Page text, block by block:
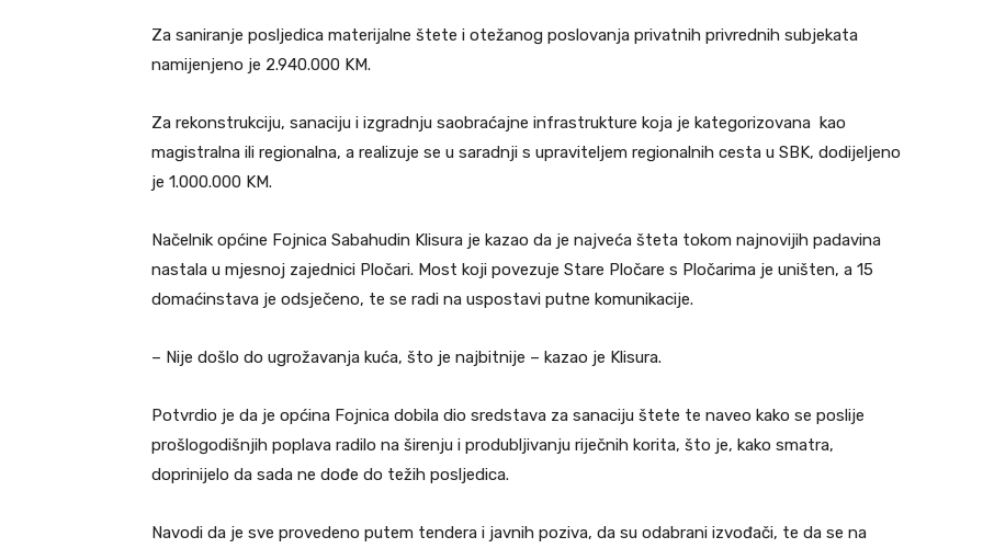
Za saniranje posljedica materijalne štete i otežanog poslovanja privatnih privrednih subjekata
namijenjeno je 2.940.000 KM.
Za rekonstrukciju, sanaciju i izgradnju saobraćajne infrastrukture koja je kategorizovana kao
magistralna ili regionalna, a realizuje se u saradnji s upraviteljem regionalnih cesta u SBK, dodijeljeno
je 1.000.000 KM.
Načelnik općine Fojnica Sabahudin Klisura je kazao da je najveća šteta tokom najnovijih padavina
nastala u mjesnoj zajednici Pločari. Most koji povezuje Stare Pločare s Pločarima je uništen, a 15
domaćinstava je odsječeno, te se radi na uspostavi putne komunikacije.
– Nije došlo do ugrožavanja kuća, što je najbitnije – kazao je Klisura.
Potvrdio je da je općina Fojnica dobila dio sredstava za sanaciju štete te naveo kako se poslije
prošlogodišnjih poplava radilo na širenju i produbljivanju riječnih korita, što je, kako smatra,
doprinijelo da sada ne dođe do težih posljedica.
Navodi da je sve provedeno putem tendera i javnih poziva, da su odabrani izvođači, te da se na